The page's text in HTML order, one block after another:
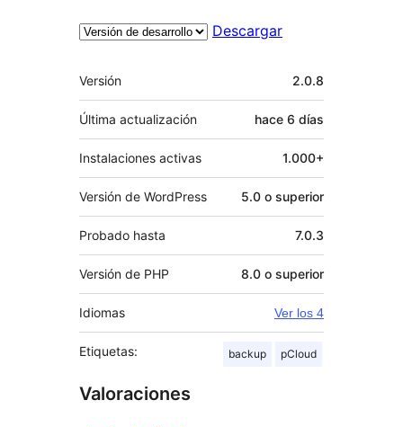
Descargar
Meta
Versión 2.0.8
Última actualización hace 6 días
Instalaciones activas 1.000+
Versión de WordPress 5.0 o superior
Probado hasta 7.0.3
Versión de PHP 8.0 o superior
Idiomas Ver los 4
Etiquetas: backup pCloud
Valoraciones